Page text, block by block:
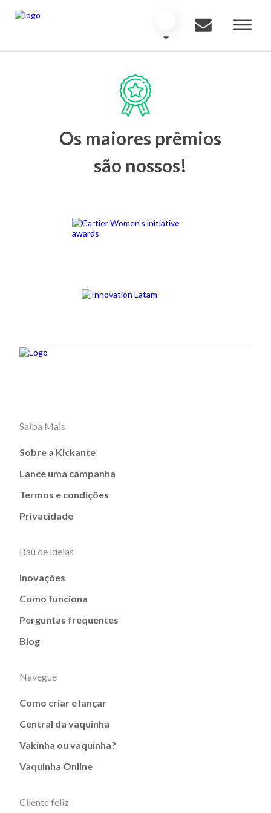
Os maiores prêmios
são nossos!
Saiba Mais
Sobre a Kickante
Lance uma campanha
Termos e condições
Privacidade
Baú de ideias
Inovações
Como funciona
Perguntas frequentes
Blog
Navegue
Como criar e lançar
Central da vaquinha
Vakinha ou vaquinha?
Vaquinha Online
Cliente feliz